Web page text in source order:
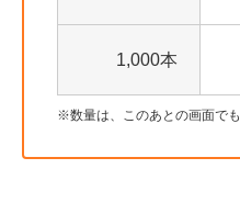
1,000本
数量は、このあとの画面で